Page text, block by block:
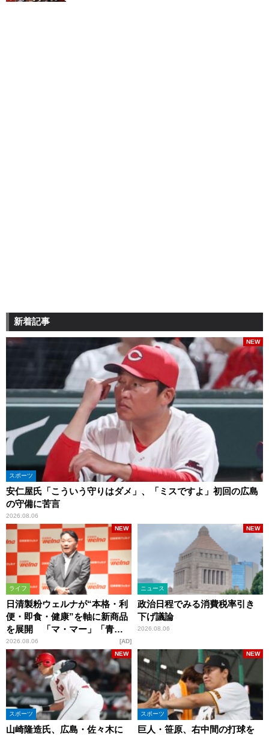
新着記事
スポーツ
安仁屋氏「こういう守りはダメ」、「ミスですよ」初回の広島
の守備に苦言
2026.08.06
NEW
ライフ
日清製粉ウェルナが“本格・利
便・即食・健康”を軸に新商品
を展開 「マ・マー」「青の
洞窟」ブランドを強化
2026.08.06
NEW
AD
ニュース
政治日程でみる消費税率引き
下げ議論
2026.08.06
NEW
スポーツ
山崎隆造氏、広島・佐々木に
NEW
スポーツ
巨人・笹原、右中間の打球を
NEW